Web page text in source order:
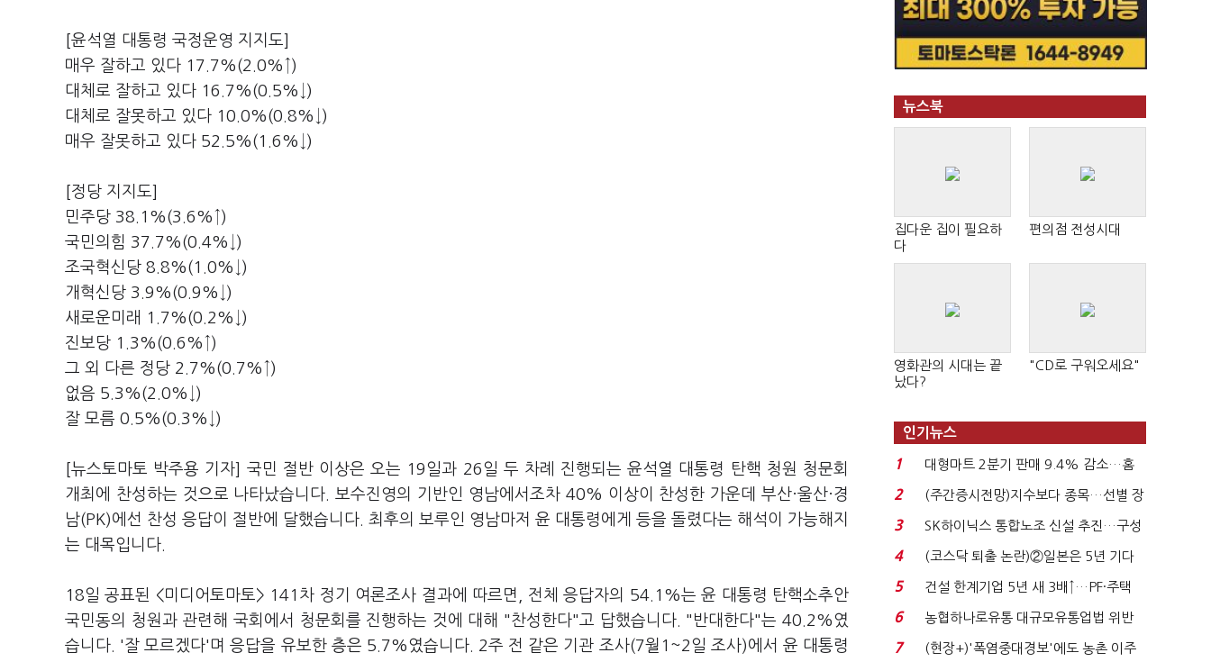
[윤석열 대통령 국정운영 지지도]
매우 잘하고 있다 17.7%(2.0%↑)
대체로 잘하고 있다 16.7%(0.5%↓)
대체로 잘못하고 있다 10.0%(0.8%↓)
매우 잘못하고 있다 52.5%(1.6%↓)
[정당 지지도]
민주당 38.1%(3.6%↑)
국민의힘 37.7%(0.4%↓)
조국혁신당 8.8%(1.0%↓)
개혁신당 3.9%(0.9%↓)
새로운미래 1.7%(0.2%↓)
진보당 1.3%(0.6%↑)
그 외 다른 정당 2.7%(0.7%↑)
없음 5.3%(2.0%↓)
잘 모름 0.5%(0.3%↓)
[뉴스토마토 박주용 기자] 국민 절반 이상은 오는 19일과 26일 두 차례 진행되는 윤석열 대통령 탄핵 청원 청문회
개최에 찬성하는 것으로 나타났습니다. 보수진영의 기반인 영남에서조차 40% 이상이 찬성한 가운데 부산·울산·경
남(PK)에선 찬성 응답이 절반에 달했습니다. 최후의 보루인 영남마저 윤 대통령에게 등을 돌렸다는 해석이 가능해지
는 대목입니다.
18일 공표된 <미디어토마토> 141차 정기 여론조사 결과에 따르면, 전체 응답자의 54.1%는 윤 대통령 탄핵소추안
국민동의 청원과 관련해 국회에서 청문회를 진행하는 것에 대해 "찬성한다"고 답했습니다. "반대한다"는 40.2%였
습니다. '잘 모르겠다'며 응답을 유보한 층은 5.7%였습니다. 2주 전 같은 기관 조사(7월1~2일 조사)에서 윤 대통령
뉴스북
집다운 집이 필요하
다
편의점 전성시대
영화관의 시대는 끝
났다?
"CD로 구워오세요"
인기뉴스
1
대형마트 2분기 판매 9.4% 감소…홈
플러스 사태 여파...
2
(주간증시전망)지수보다 종목…선별 장
세 이어진다...
3
SK하이닉스 통합노조 신설 추진…구성
원 간 성과급 불...
4
(코스닥 퇴출 논란)②일본은 5년 기다
려주는데 우리는 ...
5
건설 한계기업 5년 새 3배↑…PF·주택
침체에 재무 ...
6
농협하나로유통 대규모유통업법 위반
적발…공정위, 과...
7
(현장+)'폭염중대경보'에도 농촌 이주